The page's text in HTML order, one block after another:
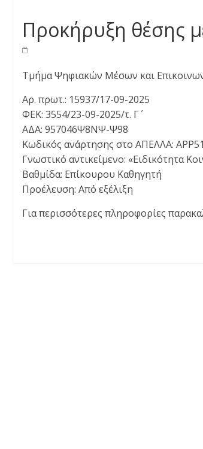
Προκήρυξη θέσης
Τμήμα Ψηφιακών Μέσων και
Αρ. πρωτ.: 15937/17-09-2025
ΦΕΚ: 3554/23-09-2025/τ. Γ΄
ΑΔΑ: 957046Ψ8ΝΨ-Ψ98
Κωδικός ανάρτησης στο ΑΠΕΛΛΑ:
Γνωστικό αντικείμενο: «Ειδικότητα
Βαθμίδα: Επίκουρου Καθηγητή
Προέλευση: Από εξέλιξη
Για περισσότερες πληροφορίες